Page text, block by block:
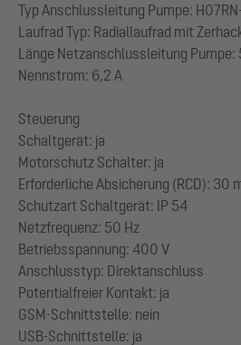
Typ Anschlussleitung Pumpe:
Laufrad Typ: Radiallaufrad mit
Länge Netzanschlussleitung Pumpe:
Nennstrom: 6,2 A
Steuerung
Schaltgerät: ja
Motorschutz Schalter: ja
Erforderliche Absicherung (RCD): 30
Schutzart Schaltgerät: IP 54
Netzfrequenz: 50 Hz
Betriebsspannung: 400 V
Anschlusstyp: Direktanschluss
Potentialfreier Kontakt: ja
GSM-Schnittstelle: nein
USB-Schnittstelle: ja